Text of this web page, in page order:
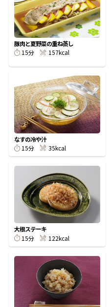
サッと鍋®
楽チン屋®
新鮮一番
めんつゆレシピ
割烹白だしレシピ
レシピ特設サイト
割烹白だしレシピ特集
だし巻き卵特集
かつおだしが決め手！簡
豚肉と夏野菜の重ね蒸し
15分
157kcal
なすの冷や汁
15分
35kcal
大根ステーキ
15分
122kcal